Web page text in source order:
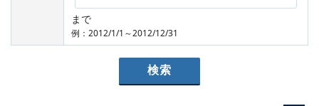
まで
例：2012/1/1～2012/12/31